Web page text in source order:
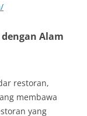
Alam
restoran,
membawa
yang